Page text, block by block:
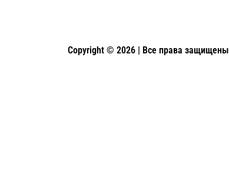
Copyright © 2026 | Все права защищены